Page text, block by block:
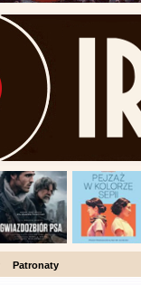
Patronaty